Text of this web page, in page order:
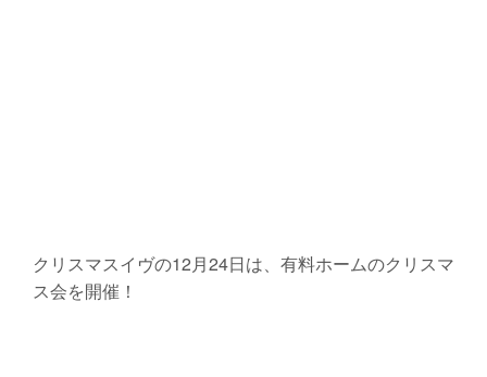
クリスマスイヴの12月24日は、有料ホームのクリスマ
ス会を開催！